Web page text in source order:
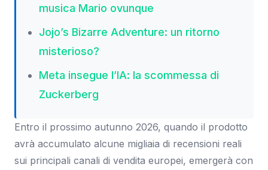
musica Mario ovunque
Jojo’s Bizarre Adventure: un ritorno
misterioso?
Meta insegue l’IA: la scommessa di
Zuckerberg
Entro il prossimo autunno 2026, quando il prodotto
avrà accumulato alcune migliaia di recensioni reali
sui principali canali di vendita europei, emergerà con